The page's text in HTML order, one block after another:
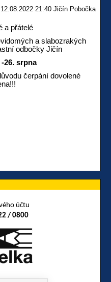
21:40 Jičín Pobočka
a přátelé
a slabozrakých
odbočky Jičín
26. srpna
čerpání dovolené
účtu
/ 0800